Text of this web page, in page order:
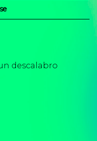
descalabro